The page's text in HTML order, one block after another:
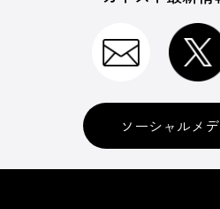
ソーシャルメ